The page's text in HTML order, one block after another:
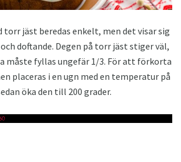
torr jäst beredas enkelt, men det visar sig
doftande. Degen på torr jäst stiger väl,
måste fyllas ungefär 1/3. För att förkorta
placeras i en ugn med en temperatur på
öka den till 200 grader.